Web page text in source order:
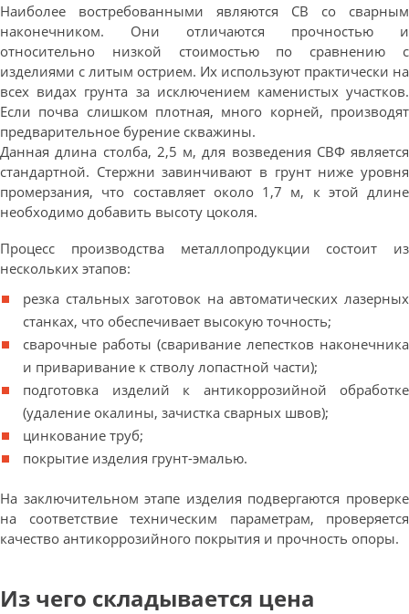
Наиболее востребованными являются СВ со сварным
наконечником. Они отличаются прочностью и
относительно низкой стоимостью по сравнению с
изделиями с литым острием. Их используют практически на
всех видах грунта за исключением каменистых участков.
Если почва слишком плотная, много корней, производят
предварительное бурение скважины.
Данная длина столба, 2,5 м, для возведения СВФ является
стандартной. Стержни завинчивают в грунт ниже уровня
промерзания, что составляет около 1,7 м, к этой длине
необходимо добавить высоту цоколя.
Процесс производства металлопродукции состоит из
нескольких этапов:
резка стальных заготовок на автоматических лазерных
станках, что обеспечивает высокую точность;
сварочные работы (сваривание лепестков наконечника
и приваривание к стволу лопастной части);
подготовка изделий к антикоррозийной обработке
(удаление окалины, зачистка сварных швов);
цинкование труб;
покрытие изделия грунт-эмалью.
На заключительном этапе изделия подвергаются проверке
на соответствие техническим параметрам, проверяется
качество антикоррозийного покрытия и прочность опоры.
Из чего складывается цена